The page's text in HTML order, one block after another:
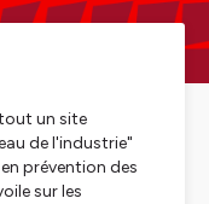
un site
de l'industrie"
prévention des
sur les